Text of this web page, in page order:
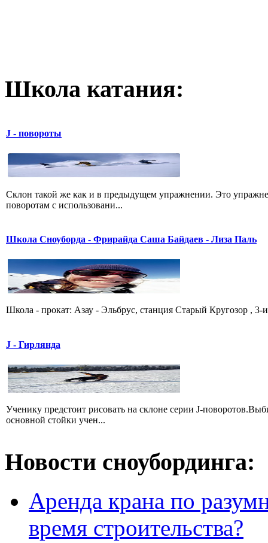
Школа катания:
J - повороты
Склон такой же как и в предыдущем упражнении. Это
поворотам с использовани...
Школа Сноуборда - Фрирайда Саша Байдаев - Лиза Паль
Школа - прокат: Азау - Эльбрус, станция Старый Кругозор , 3-
J - Гирлянда
Ученику предстоит рисовать на склоне серии J-
основной стойки учен...
Новости сноубординга:
Аренда крана по
время строительства?